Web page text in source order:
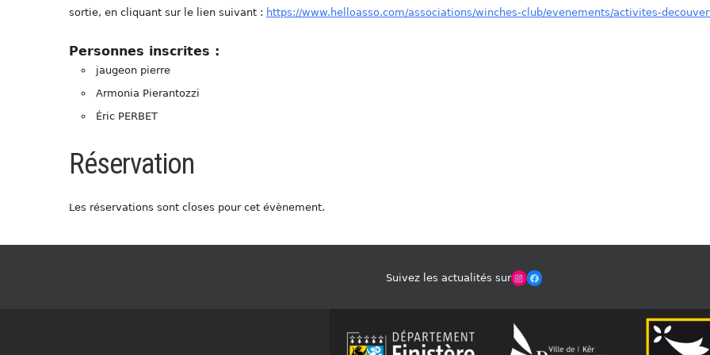
sortie, en cliquant sur le lien suivant : https://www.helloasso.com/associations/winches-club/evenements/activites-
Personnes inscrites :
jaugeon pierre
Armonia Pierantozzi
Éric PERBET
Réservation
Les réservations sont closes pour cet évènement.
Suivez les actualités surWinches Club OfficielFacebook